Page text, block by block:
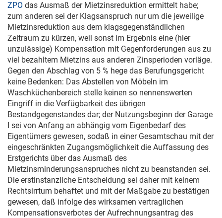
ZPO das Ausmaß der Mietzinsreduktion ermittelt habe;
zum anderen sei der Klagsanspruch nur um die jeweilige
Mietzinsreduktion aus dem klagsgegenständlichen
Zeitraum zu kürzen, weil sonst im Ergebnis eine (hier
unzulässige) Kompensation mit Gegenforderungen aus zu
viel bezahltem Mietzins aus anderen Zinsperioden vorläge.
Gegen den Abschlag von 5 % hege das Berufungsgericht
keine Bedenken: Das Abstellen von Möbeln im
Waschküchenbereich stelle keinen so nennenswerten
Eingriff in die Verfügbarkeit des übrigen
Bestandgegenstandes dar; der Nutzungsbeginn der Garage
I sei von Anfang an abhängig vom Eigenbedarf des
Eigentümers gewesen, sodaß in einer Gesamtschau mit der
eingeschränkten Zugangsmöglichkeit die Auffassung des
Erstgerichts über das Ausmaß des
Mietzinsminderungsanspruches nicht zu beanstanden sei.
Die erstinstanzliche Entscheidung sei daher mit keinem
Rechtsirrtum behaftet und mit der Maßgabe zu bestätigen
gewesen, daß infolge des wirksamen vertraglichen
Kompensationsverbotes der Aufrechnungsantrag des